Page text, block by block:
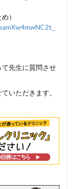
）
て先生に質問させ
いただきます。